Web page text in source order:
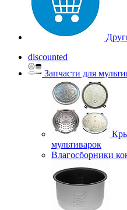
discounted
Запчасти для
мультиварок
Влагосборники